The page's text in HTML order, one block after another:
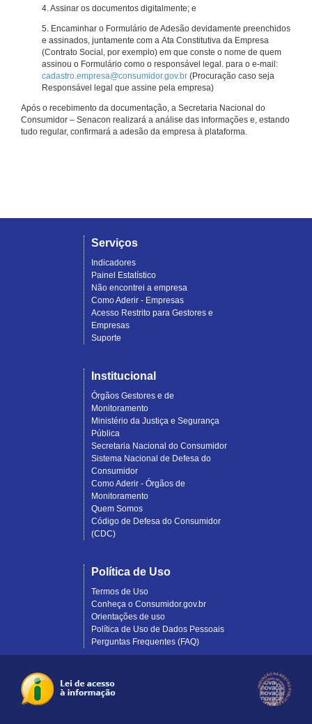
4. Assinar os documentos digitalmente; e
5. Encaminhar o Formulário de Adesão devidamente preenchidos
e assinados, juntamente com a Ata Constitutiva da Empresa
(Contrato Social, por exemplo) em que conste o nome de quem
assinou o Formulário como o responsável legal. para o e-mail:
cadastro.empresa@consumidor.gov.br (Procuração caso seja
Responsável legal que assine pela empresa)
Após o recebimento da documentação, a Secretaria Nacional do
Consumidor – Senacon realizará a análise das informações e, estando
tudo regular, confirmará a adesão da empresa à plataforma.
Serviços
Indicadores
Painel Estatístico
Não encontrei a empresa
Como Aderir - Empresas
Acesso Restrito para Gestores e
Empresas
Suporte
Institucional
Órgãos Gestores e de
Monitoramento
Ministério da Justiça e Segurança
Pública
Secretaria Nacional do Consumidor
Sistema Nacional de Defesa do
Consumidor
Como Aderir - Órgãos de
Monitoramento
Quem Somos
Código de Defesa do Consumidor
(CDC)
Política de Uso
Termos de Uso
Conheça o Consumidor.gov.br
Orientações de uso
Política de Uso de Dados Pessoais
Perguntas Frequentes (FAQ)